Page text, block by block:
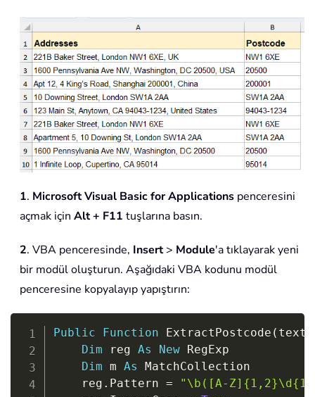
1. Microsoft Visual Basic for Applications penceresini
açmak için Alt + F11 tuşlarına basın.
2. VBA penceresinde, Insert> Module'a tıklayarak yeni
bir modül oluşturun. Aşağıdaki VBA kodunu modül
penceresine kopyalayıp yapıştırın:
Public Function ExtractPostcode ( text
Dim reg As New RegExp
Dim m As MatchCollection
    reg
. Pattern =
"\b([A-
Copy